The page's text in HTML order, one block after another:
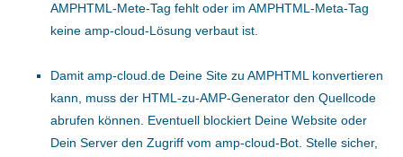
AMPHTML-Mete-Tag fehlt oder im AMPHTML-Meta-Tag
keine amp-cloud-Lösung verbaut ist.
Damit amp-cloud.de Deine Site zu AMPHTML konvertieren
kann, muss der HTML-zu-AMP-Generator den Quellcode
abrufen können. Eventuell blockiert Deine Website oder
Dein Server den Zugriff vom amp-cloud-Bot. Stelle sicher,